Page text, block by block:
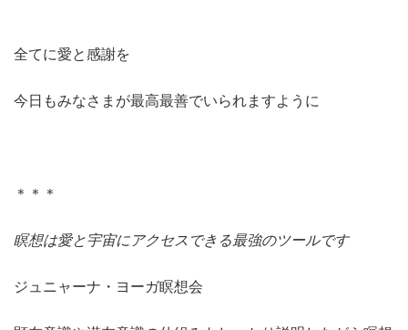
全てに愛と感謝を
今日もみなさまが最高最善でいられますように
＊＊＊
瞑想は愛と宇宙にアクセスできる最強のツールです
ジュニャーナ・ヨーガ瞑想会